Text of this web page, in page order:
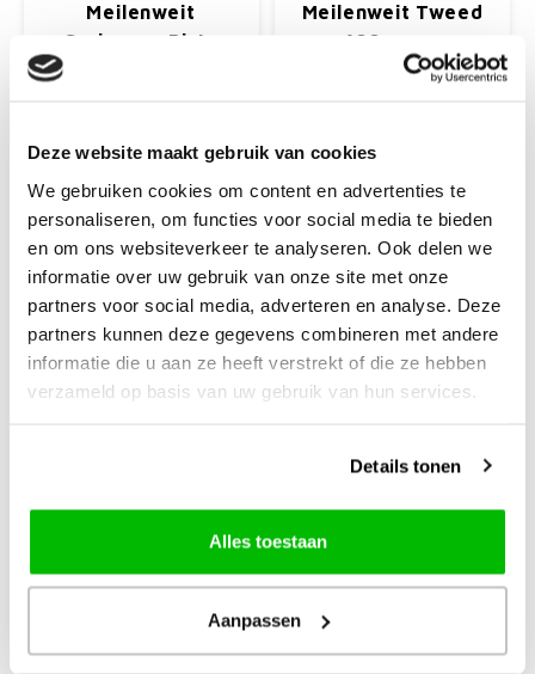
Deze website maakt gebruik van cookies
We gebruiken cookies om content en advertenties te
personaliseren, om functies voor social media te bieden
en om ons websiteverkeer te analyseren. Ook delen we
informatie over uw gebruik van onze site met onze
partners voor social media, adverteren en analyse. Deze
partners kunnen deze gegevens combineren met andere
informatie die u aan ze heeft verstrekt of die ze hebben
verzameld op basis van uw gebruik van hun services.
Details tonen
Alles toestaan
Aanpassen
Meilenweit
Cashmere Pista
Pendikte: 2.5- 3.00 mm
€12,99
+
Meilenweit Tweed
100 gram
€7,50
+
Lana Grossa
Meilenweit Tutto
met Aloe Vera
Lana Grossa
Socks Multi Stripes